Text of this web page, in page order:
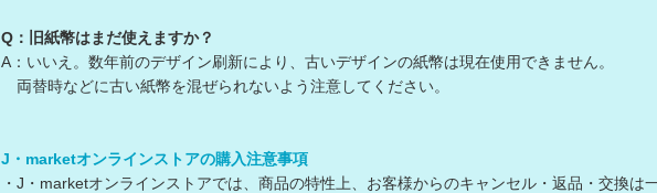
Q：旧紙幣はまだ使えますか？
A：いいえ。数年前のデザイン刷新により、古いデザインの紙幣は現在使用できません。
両替時などに古い紙幣を混ぜられないよう注意してください。
J・marketオンラインストアの購入注意事項
・J・marketオンラインストアでは、商品の特性上、お客様からのキャンセル・返品・交換は